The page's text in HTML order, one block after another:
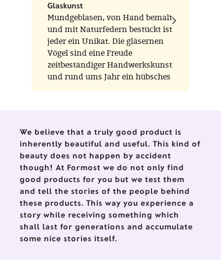
Glaskunst
Mundgeblasen, von Hand bemalt
und mit Naturfedern bestückt ist
jeder ein Unikat. Die gläsernen
Vögel sind eine Freude
zeitbeständiger Handwerkskunst
und rund ums Jahr ein hübsches
Geschenk.
We believe that a truly good product is
inherently beautiful and useful. This kind of
beauty does not happen by accident
though! At Formost we do not only find
good products for you but we test them
and tell the stories of the people behind
these products. This way you experience a
story while receiving something which
shall last for generations and accumulate
some nice stories itself.